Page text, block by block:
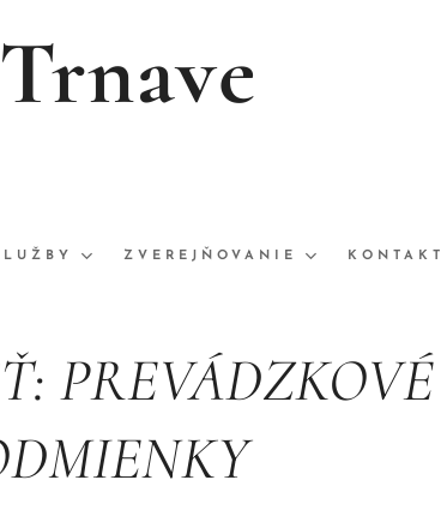
ZVEREJŇOVANIE KONTAKT
PREVÁDZKOVÉ